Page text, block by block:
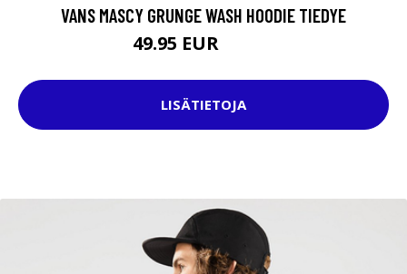
VANS MASCY GRUNGE WASH HOODIE TIEDYE
49.95 EUR
LISÄTIETOJA